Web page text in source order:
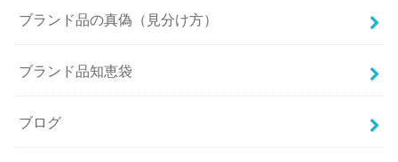
ブランド品の真偽（見分け方）
ブランド品知恵袋
ブログ